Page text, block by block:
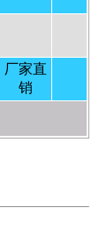
厂家直
销